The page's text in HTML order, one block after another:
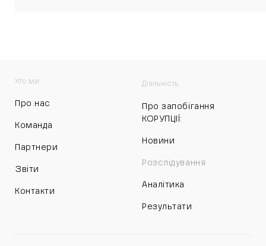
Хто ми
Про нас
Команда
Партнери
Звіти
Контакти
Діяльність
Про запобігання
КОРУПЦІЇ:
Новини
Розслідування
Аналітика
Результати